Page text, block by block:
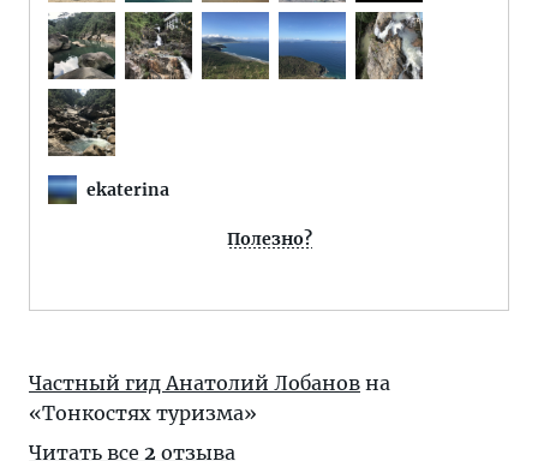
ekaterina
Полезно?
Частный гид Анатолий Лобанов на
«Тонкостях туризма»
Читать все 2 отзыва